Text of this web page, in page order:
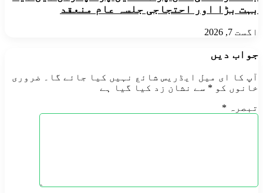
بہت بڑا اور احتجاجی جلسہ عام منعقد
اگست 7, 2026
جواب دیں
آپ کا ای میل ایڈریس شائع نہیں کیا جائے گا۔
ضروری
خانوں کو * سے نشان زد کیا گیا ہے
تبصرہ *